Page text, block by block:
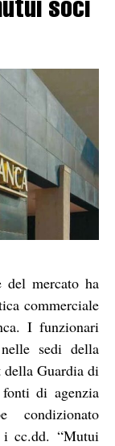
soci
del mercato ha
commerciale
I funzionari
sedi della
Guardia di
fonti di agenzia
condizionato
i cc.dd. “Mutui